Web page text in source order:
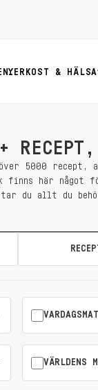
KOST & HÄLSA
5000 recept,
finns här något
du allt du
VARDAGSMAT
VÄRLDENS